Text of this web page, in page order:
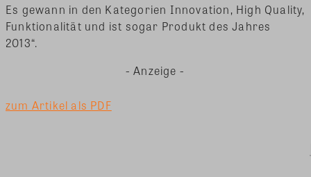
Es gewann in den Kategorien Innovation, High Quality,
Funktionalität und ist sogar Produkt des Jahres
2013“.
- Anzeige -
zum Artikel als PDF